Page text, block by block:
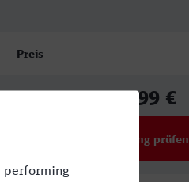
Preis
38,99 €
Verbindung prüfen